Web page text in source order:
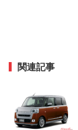
関連記事